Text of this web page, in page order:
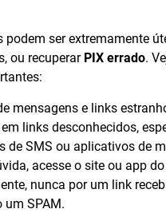
podem ser extremamente
ou recuperar PIX errado.
mensagens e links
links desconhecidos,
de SMS ou aplicativos de
acesse o site ou app
nunca por um link
um SPAM.